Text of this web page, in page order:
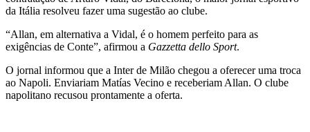
da Itália resolveu fazer uma sugestão ao clube.
“Allan, em alternativa a Vidal, é o homem perfeito para as
exigências de Conte”, afirmou a Gazzetta dello Sport.
O jornal informou que a Inter de Milão chegou a oferecer uma troca
ao Napoli. Enviariam Matías Vecino e receberiam Allan. O clube
napolitano recusou prontamente a oferta.